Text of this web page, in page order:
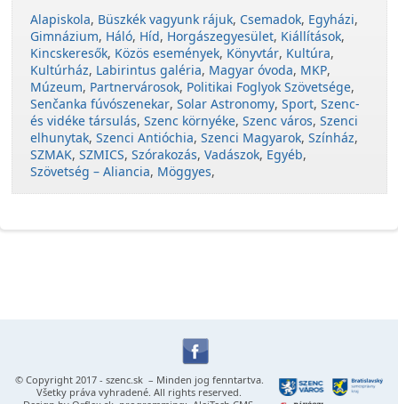
Alapiskola, Büszkék vagyunk rájuk, Csemadok, Egyházi,
Gimnázium, Háló, Híd, Horgászegyesület, Kiállítások,
Kincskeresők, Közös események, Könyvtár, Kultúra,
Kultúrház, Labirintus galéria, Magyar óvoda, MKP,
Múzeum, Partnervárosok, Politikai Foglyok Szövetsége,
Senčanka fúvószenekar, Solar Astronomy, Sport, Szenc-
és vidéke társulás, Szenc környéke, Szenc város, Szenci
elhunytak, Szenci Antióchia, Szenci Magyarok, Színház,
SZMAK, SZMICS, Szórakozás, Vadászok, Egyéb,
Szövetség – Aliancia, Möggyes,
© Copyright 2017 - szenc.sk– Minden jog fenntartva.
Všetky práva vyhradené. All rights reserved.